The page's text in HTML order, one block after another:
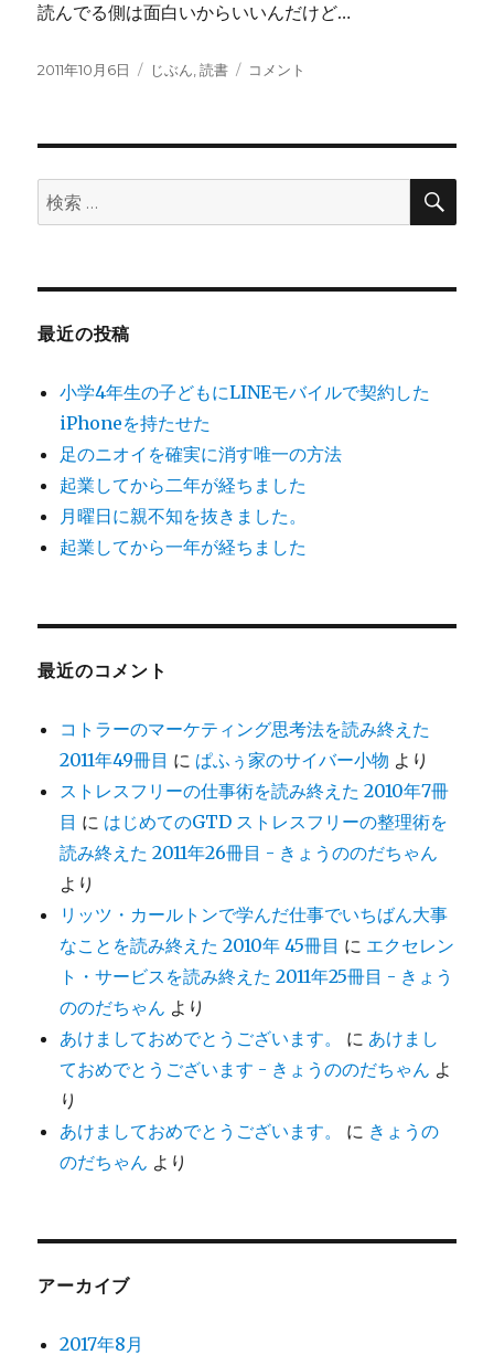
読んでる側は面白いからいいんだけど…
投
2011年10月6日
カ
じぶん ,読書
憚
を
み
冊
コメント
検
索:
検
最近の投稿
小学4年生の子どもにLINEモバイルで契約した
iPhoneを持たせた
足のニオイを確実に消す唯一の方法
起業してから二年が経ちました
月曜日に親不知を抜きました。
起業してから一年が経ちました
最近のコメント
コトラーのマーケティング思考法を読み終えた
2011年49冊目 に ぱふぅ家のサイバー小物 より
ストレスフリーの仕事術を読み終えた 2010年7冊
目 に はじめてのGTD ストレスフリーの整理術を
読み終えた 2011年26冊目 - きょうののだちゃん
より
リッツ・カールトンで学んだ仕事でいちばん大事
なことを読み終えた 2010年 45冊目 に エクセレン
ト・サービスを読み終えた 2011年25冊目 - きょう
ののだちゃん より
あけましておめでとうございます。
に あけまし
ておめでとうございます - きょうののだちゃん よ
り
あけましておめでとうございます。
に きょうの
のだちゃん より
アーカイブ
2017年8月